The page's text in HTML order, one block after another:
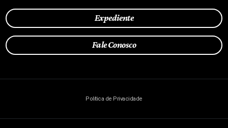
Expediente
Fale Conosco
Política de Privacidade